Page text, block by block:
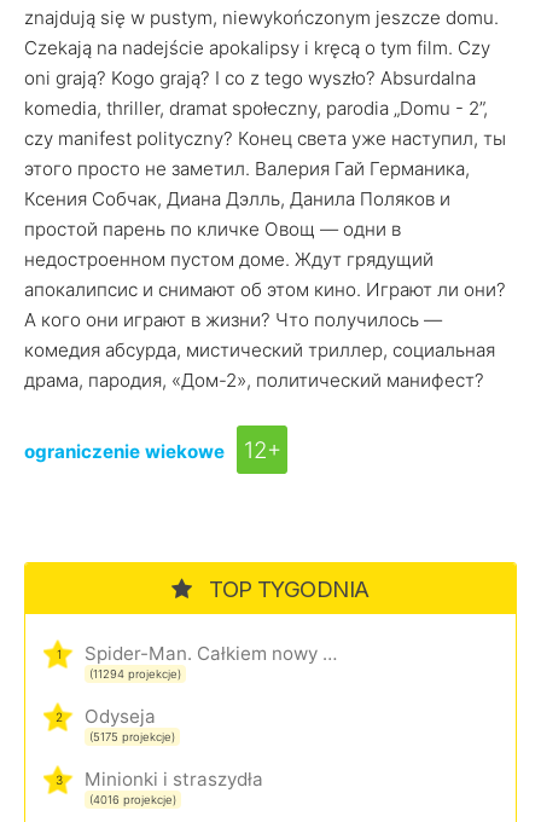
znajdują się w pustym, niewykończonym jeszcze domu.
Czekają na nadejście apokalipsy i kręcą o tym film. Czy
oni grają? Kogo grają? I co z tego wyszło? Absurdalna
komedia, thriller, dramat społeczny, parodia „Domu - 2”,
czy manifest polityczny? Конец света уже наступил, ты
этого просто не заметил. Валерия Гай Германика,
Ксения Собчак, Диана Дэлль, Данила Поляков и
простой парень по кличке Овощ — одни в
недостроенном пустом доме. Ждут грядущий
апокалипсис и снимают об этом кино. Играют ли они?
А кого они играют в жизни? Что получилось —
комедия абсурда, мистический триллер, социальная
драма, пародия, «Дом-2», политический манифест?
ograniczenie wiekowe 12+
TOP TYGODNIA
1 Spider-Man. Całkiem nowy dzień
(11294 projekcje)
2 Odyseja
(5175 projekcje)
3 Minionki i straszydła
(4016 projekcje)